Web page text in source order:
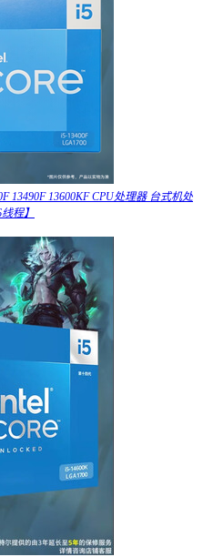
13490F 13600KF CPU处理器 台式机处
程】